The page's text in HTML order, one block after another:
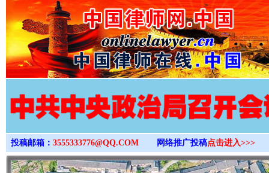
>
投稿邮箱： 3555333776@QQ.COM 网络推广投稿点击进入>>>